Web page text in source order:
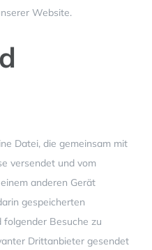
Website.
Datei, die gemeinsam mit
versendet und vom
anderen Gerät
gespeicherten
Besuche zu
Drittanbieter gesendet